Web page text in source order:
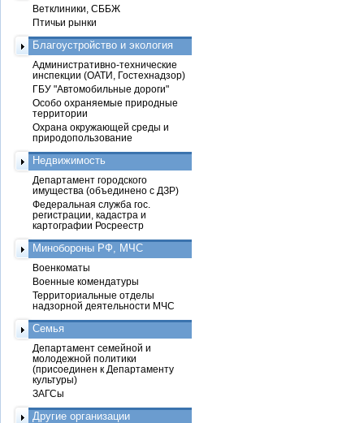
Ветклиники, СББЖ
Птичьи рынки
Благоустройство и экология
Административно-технические
инспекции (ОАТИ, Гостехнадзор)
ГБУ "Автомобильные дороги"
Особо охраняемые природные
территории
Охрана окружающей среды и
природопользование
Недвижимость
Департамент городского
имущества (объединено с ДЗР)
Федеральная служба гос.
регистрации, кадастра и
картографии Росреестр
Минобороны РФ, МЧС
Военкоматы
Военные комендатуры
Территориальные отделы
надзорной деятельности МЧС
Семья
Департамент семейной и
молодежной политики
(присоединен к Департаменту
культуры)
ЗАГСы
Другие организации